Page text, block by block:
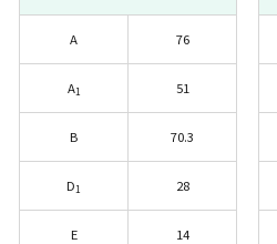
A 76
A1 51
B 70.3
D1 28
E 14